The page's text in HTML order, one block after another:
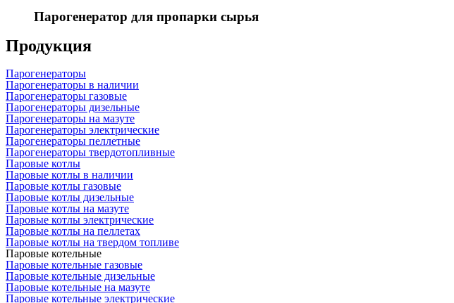
Парогенератор для пропарки сырья
Продукция
Парогенераторы
Парогенераторы в наличии
Парогенераторы газовые
Парогенераторы дизельные
Парогенераторы на мазуте
Парогенераторы электрические
Парогенераторы пеллетные
Парогенераторы твердотопливные
Паровые котлы
Паровые котлы в наличии
Паровые котлы газовые
Паровые котлы дизельные
Паровые котлы на мазуте
Паровые котлы электрические
Паровые котлы на пеллетах
Паровые котлы на твердом топливе
Паровые котельные
Паровые котельные газовые
Паровые котельные дизельные
Паровые котельные на мазуте
Паровые котельные электрические